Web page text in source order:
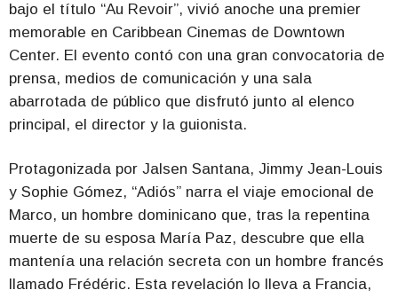
bajo el título “Au Revoir”, vivió anoche una premier
memorable en Caribbean Cinemas de Downtown
Center. El evento contó con una gran convocatoria de
prensa, medios de comunicación y una sala
abarrotada de público que disfrutó junto al elenco
principal, el director y la guionista.
Protagonizada por Jalsen Santana, Jimmy Jean-Louis
y Sophie Gómez, “Adiós” narra el viaje emocional de
Marco, un hombre dominicano que, tras la repentina
muerte de su esposa María Paz, descubre que ella
mantenía una relación secreta con un hombre francés
llamado Frédéric. Esta revelación lo lleva a Francia,